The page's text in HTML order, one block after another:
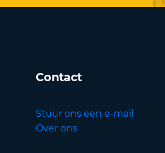
Contact
Stuur ons een e-mail
Over ons